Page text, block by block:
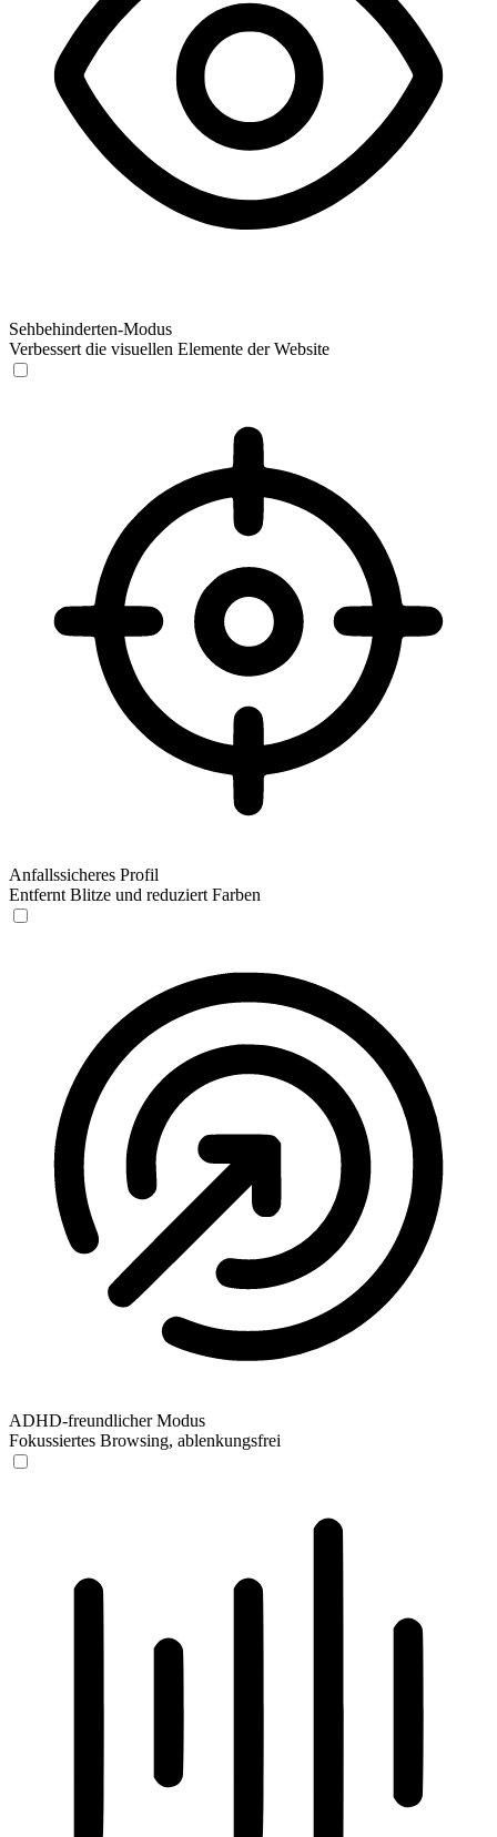
Sehbehinderten-Modus
Verbessert die visuellen Elemente der Website
Anfallssicheres Profil
Entfernt Blitze und reduziert Farben
ADHD-freundlicher Modus
Fokussiertes Browsing, ablenkungsfrei